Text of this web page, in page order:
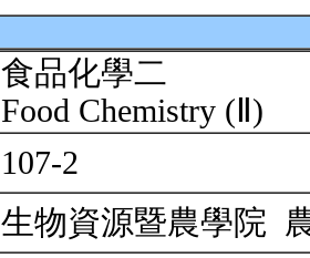
食品化學二
Food Chemistry (Ⅱ)
107-2
生物資源暨農學院